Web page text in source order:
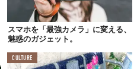
スマホを「最強カメラ」に変える、
魅惑のガジェット。
CULTURE